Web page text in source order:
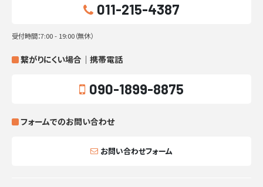
011-215-4387
受付時間：7:00 - 19:00（無休）
繋がりにくい場合｜携帯電話
090-1899-8875
フォームでのお問い合わせ
お問い合わせフォーム